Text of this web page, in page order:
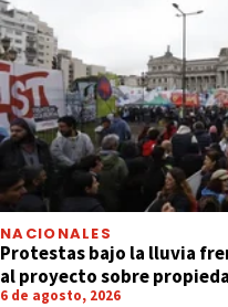
NACIONALES
Protestas bajo la lluvia
al proyecto sobre
6 de agosto, 2026